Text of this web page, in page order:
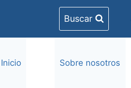
Buscar
Inicio Sobre nosotros